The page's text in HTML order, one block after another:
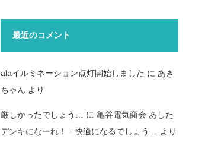
最近のコメント
alaイルミネーション点灯開始しました に あき
ちゃん より
厳しかったでしょう… に 亀谷電気商会 あした
デンキになーれ！ - 快適になるでしょう…
より